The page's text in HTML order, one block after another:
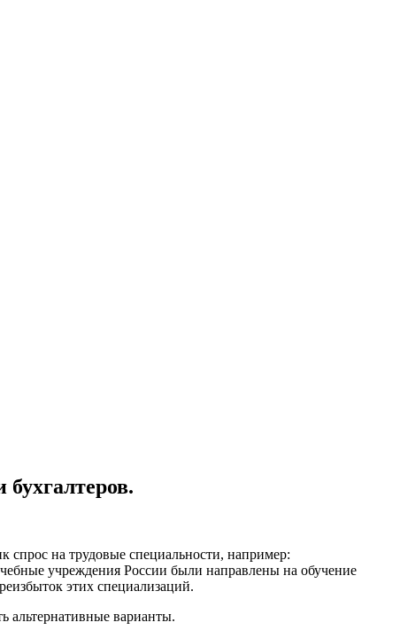
на трудовые специальности, например:
учреждения России были направлены на обучение
этих специализаций.
альтернативные варианты.